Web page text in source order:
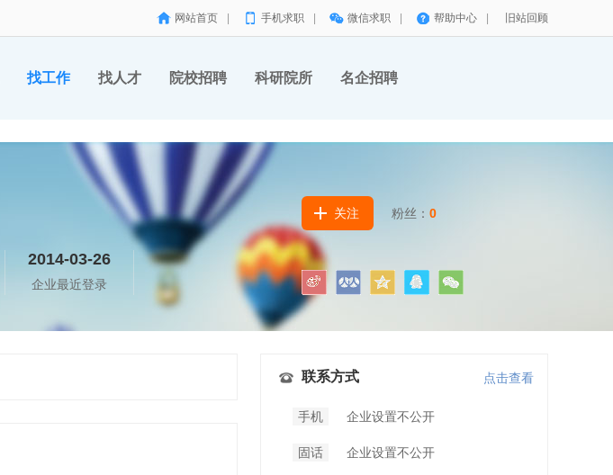
网站首页 手机求职 微信求职 帮助中心 旧站回顾
找工作 找人才 院校招聘 科研院所 名企招聘
2014-03-26
企业最近登录
关注 粉丝： 0
联系方式 点击查看
手机 企业设置不公开
固话 企业设置不公开